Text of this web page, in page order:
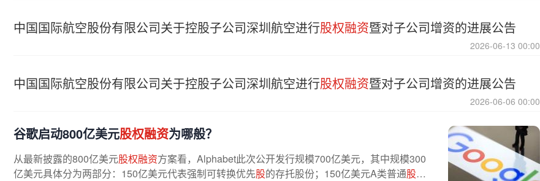
中国国际航空股份有限公司关于控股子公司深圳航空进行股权融资暨对子公司增资的进展公告
2026-06-13 00:00
中国国际航空股份有限公司关于控股子公司深圳航空进行股权融资暨对子公司增资的进展公告
2026-06-06 00:00
谷歌启动800亿美元股权融资为哪般？
从最新披露的800亿美元股权融资方案看，Alphabet此次公开发行规模700亿美元，其中规模300
亿美元具体分为两部分：150亿美元代表强制可转换优先股的存托股份；150亿美元A类普通股与